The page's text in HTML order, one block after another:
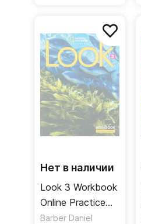
Нет в наличии
Look 3 Workbook
Online Practice
Рабочая тетрадь
Barber Daniel